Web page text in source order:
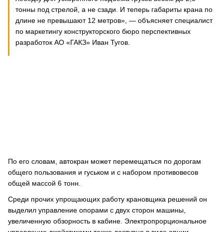
тонны под стрелой, а не сзади. И теперь габариты крана по
длине не превышают 12 метров», — объясняет специалист
по маркетингу конструкторского бюро перспективных
разработок АО «ГАКЗ» Иван Тугов.
По его словам, автокран может перемещаться по дорогам
общего пользования и гуськом и с набором противовесов
общей массой 6 тонн.
Среди прочих упрощающих работу крановщика решений он
выделил управление опорами с двух сторон машины,
увеличенную обзорность в кабине. Электропрорциональное